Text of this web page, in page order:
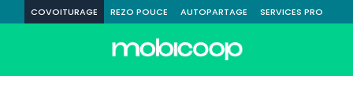
COVOITURAGE REZO POUCE AUTOPARTAGE SERVICES PRO